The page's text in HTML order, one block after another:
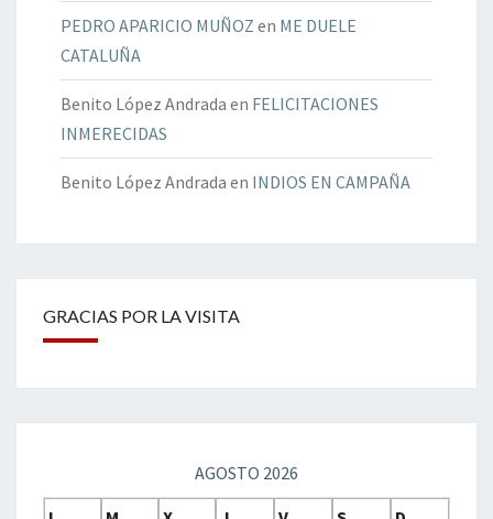
PEDRO APARICIO MUÑOZ en ME DUELE
CATALUÑA
Benito López Andrada en FELICITACIONES
INMERECIDAS
Benito López Andrada en INDIOS EN CAMPAÑA
GRACIAS POR LA VISITA
AGOSTO 2026